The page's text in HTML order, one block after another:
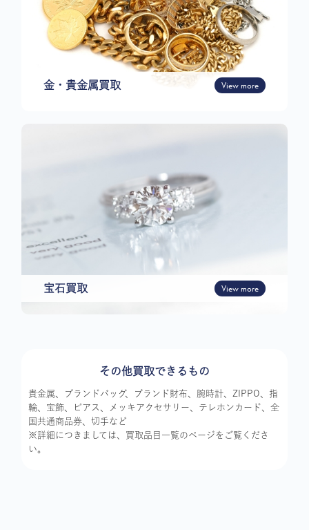
金・貴金属買取 View more
宝石買取 View more
その他買取できるもの
貴金属、ブランドバッグ、ブランド財布、腕時計、ZIPPO、指
輪、宝飾、ピアス、メッキアクセサリー、テレホンカード、全
国共通商品券、切手など
※詳細につきましては、買取品目一覧のページをご覧くださ
い。